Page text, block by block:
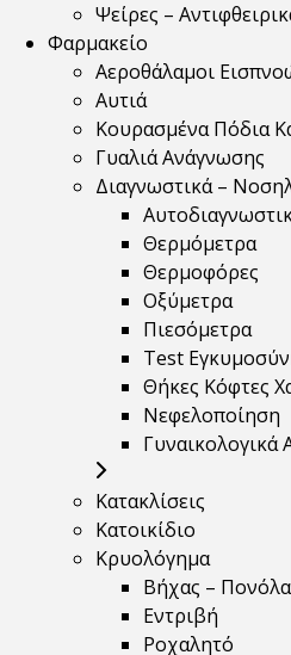
Ψείρες –
Φαρμακείο
Αεροθάλαμοι
Αυτιά
Κουρασμένα Πόδια
Γυαλιά Ανάγνωσης
Διαγνωστικά –
Θερμόμετρα
Θερμοφόρες
Οξύμετρα
Πιεσόμετρα
Test
Θήκες Κόφτες
Νεφελοποίηση
Γυναικολογικά
Κατακλίσεις
Κατοικίδιο
Κρυολόγημα
Βήχας –
Εντριβή
Ροχαλητό